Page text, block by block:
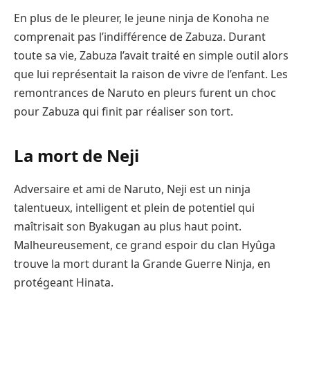
En plus de le pleurer, le jeune ninja de Konoha ne
comprenait pas l’indifférence de Zabuza. Durant
toute sa vie, Zabuza l’avait traité en simple outil alors
que lui représentait la raison de vivre de l’enfant. Les
remontrances de Naruto en pleurs furent un choc
pour Zabuza qui finit par réaliser son tort.
La mort de Neji
Adversaire et ami de Naruto, Neji est un ninja
talentueux, intelligent et plein de potentiel qui
maîtrisait son Byakugan au plus haut point.
Malheureusement, ce grand espoir du clan Hyûga
trouve la mort durant la Grande Guerre Ninja, en
protégeant Hinata.